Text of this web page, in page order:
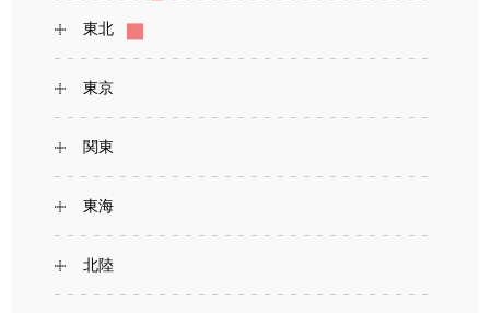
東北
東京
関東
東海
北陸